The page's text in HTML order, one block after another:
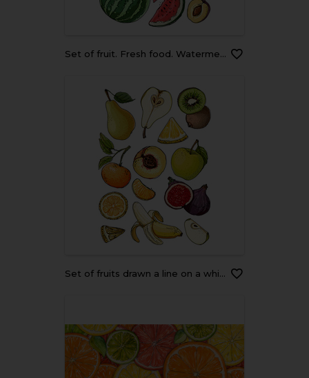
Set of fruit. Fresh food. Watermelon, cantaloupe, pomegranate, apricot, persimmon line drawn on a white background. Vector illustration.
Set of fruits drawn a line on a white background. Vector sketch. Sketch line. Apple, pear, peach, lemon, orange, lime, Tangerine, kiwi, figs, banana